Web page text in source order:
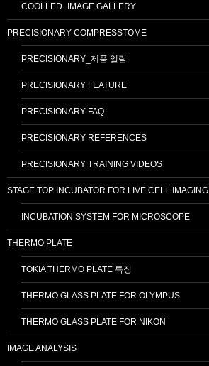
COOLLED_IMAGE GALLERY
PRECISIONARY COMPRESSTOME
PRECISIONARY_제품 일람
PRECISIONARY FEATURE
PRECISIONARY FAQ
PRECISIONARY REFERENCES
PRECISIONARY TRAINING VIDEOS
STAGE TOP INCUBATOR FOR LIVE CELL IMAGING
INCUBATION SYSTEM FOR MICROSCOPE
THERMO PLATE
TOKIA THERMO PLATE 특징
THERMO GLASS PLATE FOR OLYMPUS
THERMO GLASS PLATE FOR NIKON
IMAGE ANALYSIS